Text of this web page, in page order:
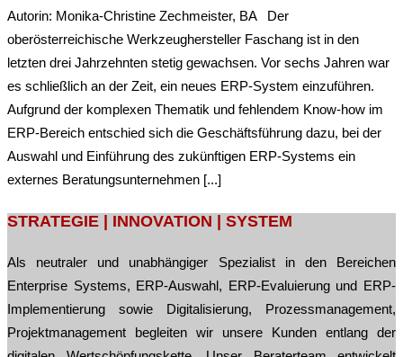
Autorin: Monika-Christine Zechmeister, BA Der
oberösterreichische Werkzeughersteller Faschang ist in den
letzten drei Jahrzehnten stetig gewachsen. Vor sechs Jahren war
es schließlich an der Zeit, ein neues ERP-System einzuführen.
Aufgrund der komplexen Thematik und fehlendem Know-how im
ERP-Bereich entschied sich die Geschäftsführung dazu, bei der
Auswahl und Einführung des zukünftigen ERP-Systems ein
externes Beratungsunternehmen [...]
STRATEGIE | INNOVATION | SYSTEM
Als neutraler und unabhängiger Spezialist in den Bereichen
Enterprise Systems, ERP-Auswahl, ERP-Evaluierung und ERP-
Implementierung sowie Digitalisierung, Prozessmanagement,
Projektmanagement begleiten wir unsere Kunden entlang der